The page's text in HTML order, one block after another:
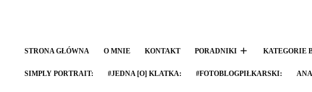
STRONA GŁÓWNA O MNIE KONTAKT PORADNIKI KATEGORIE
SIMPLY PORTRAIT: #JEDNA [O] KLATKA: #FOTOBLOGPIŁKARSKI: